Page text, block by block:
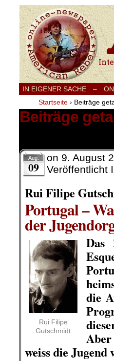
IN EIGENER SACHE –
Startseite › Beiträge
Beiträge
Aug.
09
on 9. August
Veröffentlicht
Rui Filipe
Portugal –
der
Rui Filipe
Gutschmidt
Das
die
weiss die Jugend